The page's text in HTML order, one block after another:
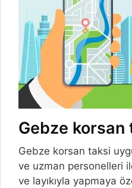
Gebze korsan
Gebze korsan taksi
ve uzman personelleri
ve layıkıyla yapmaya